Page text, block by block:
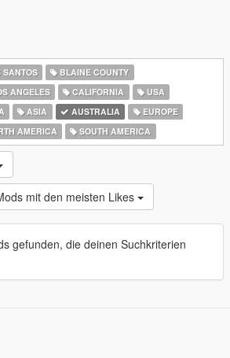
BLAINE COUNTY
ANGELES CALIFORNIA
USA
ASIA AUSTRALIA
EUROPE
AMERICA SOUTH AMERICA
mit den meisten Likes
gefunden, die deinen Suchkriterien